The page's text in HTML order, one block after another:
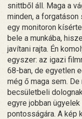
snittből áll. Maga a
minden, a
egy monitoron
bele a munkába,
javítani rajta. Én
egyszer: az igazi
68-ban, de egyetlen
még ő maga sem.
becsületbeli
egyre jobban
pontosságára. A kép